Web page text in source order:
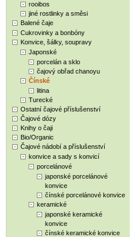
rooibos
jiné rostlinky a směsi
Balené čaje
Cukrovinky a bonbóny
Konvice, šálky, soupravy
Japonské
porcelán a sklo
čajový obřad chanoyu
Čínské
litina
Turecké
Ostatní čajové příslušenství
Čajové dózy
Knihy o čaji
Bio/Organic
Čajové nádobí a příslušenství
konvice a sady s konvicí
porcelánové
japonské porcelánové
konvice
čínské porcelánové konvice
keramické
japonské keramické
konvice
čínské keramické konvice